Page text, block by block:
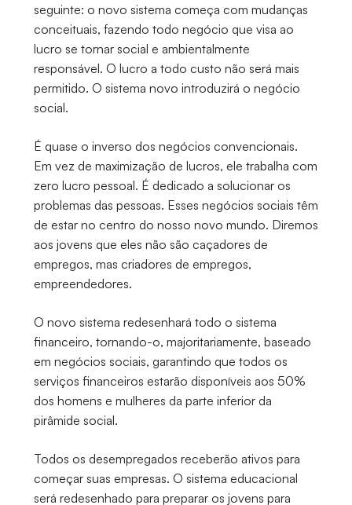
seguinte: o novo sistema começa com mudanças
conceituais, fazendo todo negócio que visa ao
lucro se tornar social e ambientalmente
responsável. O lucro a todo custo não será mais
permitido. O sistema novo introduzirá o negócio
social.
É quase o inverso dos negócios convencionais.
Em vez de maximização de lucros, ele trabalha com
zero lucro pessoal. É dedicado a solucionar os
problemas das pessoas. Esses negócios sociais têm
de estar no centro do nosso novo mundo. Diremos
aos jovens que eles não são caçadores de
empregos, mas criadores de empregos,
empreendedores.
O novo sistema redesenhará todo o sistema
financeiro, tornando-o, majoritariamente, baseado
em negócios sociais, garantindo que todos os
serviços financeiros estarão disponíveis aos 50%
dos homens e mulheres da parte inferior da
pirâmide social.
Todos os desempregados receberão ativos para
começar suas empresas. O sistema educacional
será redesenhado para preparar os jovens para